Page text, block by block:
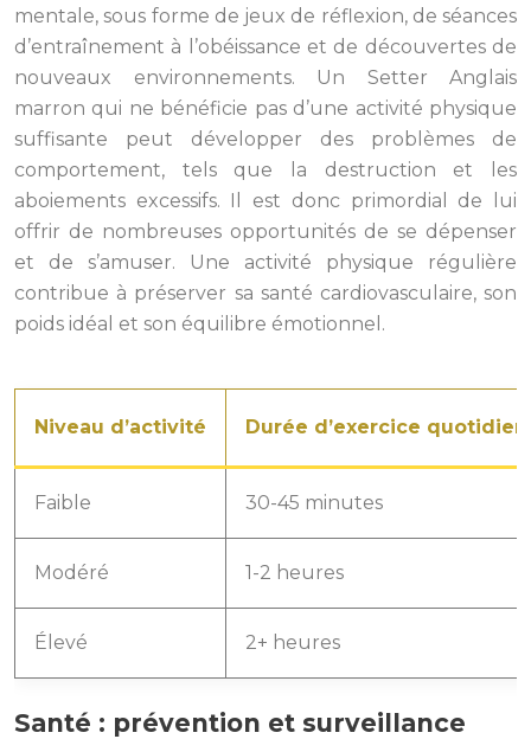
mentale, sous forme de jeux de réflexion, de séances
d’entraînement à l’obéissance et de découvertes de
nouveaux environnements. Un Setter Anglais
marron qui ne bénéficie pas d’une activité physique
suffisante peut développer des problèmes de
comportement, tels que la destruction et les
aboiements excessifs. Il est donc primordial de lui
offrir de nombreuses opportunités de se dépenser
et de s’amuser. Une activité physique régulière
contribue à préserver sa santé cardiovasculaire, son
poids idéal et son équilibre émotionnel.
Niveau d’activité Durée d’exercice
Faible 30-45 minutes
Modéré 1-2 heures
Élevé 2+ heures
Santé : prévention et surveillance